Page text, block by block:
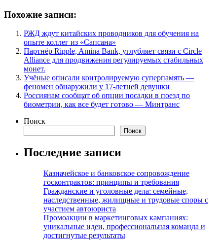
Похожие записи:
РЖД ждут китайских проводников для обучения на
опыте коллег из «Сапсана»
Партнёр Ripple, Amina Bank, углубляет связи с Circle
Alliance для продвижения регулируемых стабильных
монет.
Учёные описали контролируемую суперпамять —
феномен обнаружили у 17-летней девушки
Россиянам сообщат об опции посадки в поезд по
биометрии, как все будет готово — Минтранс
Поиск
Поиск
Последние записи
Казначейское и банковское сопровождение
госконтрактов: принципы и требования
Гражданские и уголовные дела: семейные,
наследственные, жилищные и трудовые споры с
участием автоюриста
Промоакции в маркетинговых кампаниях:
уникальные идеи, профессиональная команда и
достигнутые результаты